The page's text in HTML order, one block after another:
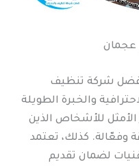
عجمان
شركة تنظيف
والخبرة الطويلة
للأشخاص الذين
وفعّالة. كذلك، تعتمد
لضمان تقديم